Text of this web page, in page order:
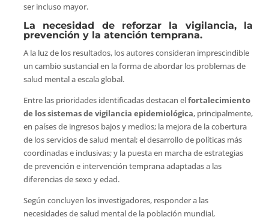
ser incluso mayor.
La necesidad de reforzar la vigilancia, la
prevención y la atención temprana.
A la luz de los resultados, los autores consideran imprescindible
un cambio sustancial en la forma de abordar los problemas de
salud mental a escala global.
Entre las prioridades identificadas destacan elfortalecimiento
de los sistemas de vigilancia epidemiológica, principalmente,
en países de ingresos bajos y medios; la mejora de la cobertura
de los servicios de salud mental; el desarrollo de políticas más
coordinadas e inclusivas; y la puesta en marcha de estrategias
de prevención e intervención temprana adaptadas a las
diferencias de sexo y edad.
Según concluyen los investigadores, responder a las
necesidades de salud mental de la población mundial,